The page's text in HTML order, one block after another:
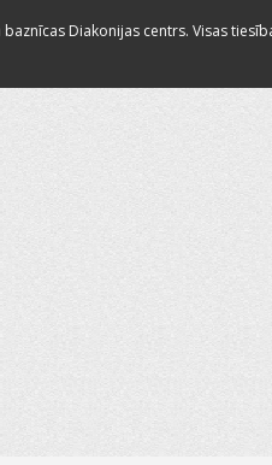
Diakonijas centrs. Visas